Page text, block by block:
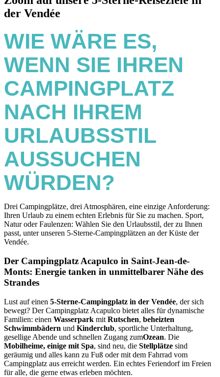
der Vendée
WIE WÄRE ES,
WENN SIE IHREN
CAMPINGPLATZ
NACH IHREM
URLAUBSSTIL
AUSSUCHEN
WÜRDEN?
Drei Campingplätze, drei Atmosphären, eine einzige Anforderung:
Ihren Urlaub zu einem echten Erlebnis für Sie zu machen. Sport,
Natur oder Faulenzen: Wählen Sie den Urlaubsstil, der zu Ihnen
passt, unter unseren 5-Sterne-Campingplätzen an der Küste der
Vendée.
Der Campingplatz Acapulco in Saint-Jean-de-
Monts: Energie tanken in unmittelbarer Nähe des
Strandes
Lust auf einen 5-Sterne-Campingplatz in der Vendée, der sich
bewegt? Der Campingplatz Acapulco bietet alles für dynamische
Familien: einen Wasserpark mit Rutschen, beheizten
Schwimmbädern und Kinderclub, sportliche Unterhaltung,
gesellige Abende und schnellen Zugang zumOzean. Die
Mobilheime, einige mit Spa, sind neu, die Stellplätze sind
geräumig und alles kann zu Fuß oder mit dem Fahrrad vom
Campingplatz aus erreicht werden. Ein echtes Feriendorf im Freien
für alle, die gerne etwas erleben möchten.